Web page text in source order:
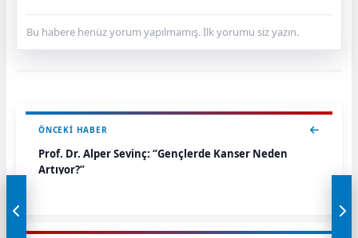
Bu habere henüz yorum yapılmamış. İlk yorumu siz yazın.
ÖNCEKI HABER
Prof. Dr. Alper Sevinç: “Gençlerde Kanser Neden
Artıyor?”